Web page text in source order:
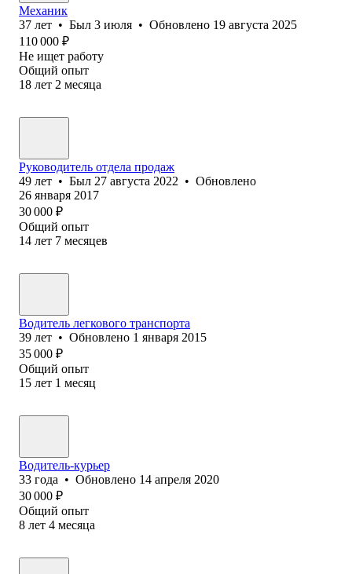
Механик
37 лет • Был 3 июля • Обновлено 19 августа 2025
110 000 ₽
Не ищет работу
Общий опыт
18 лет 2 месяца
Руководитель отдела продаж
49 лет • Был 27 августа 2022 • Обновлено
26 января 2017
30 000 ₽
Общий опыт
14 лет 7 месяцев
Водитель легкового транспорта
39 лет • Обновлено 1 января 2015
35 000 ₽
Общий опыт
15 лет 1 месяц
Водитель-курьер
33 года • Обновлено 14 апреля 2020
30 000 ₽
Общий опыт
8 лет 4 месяца